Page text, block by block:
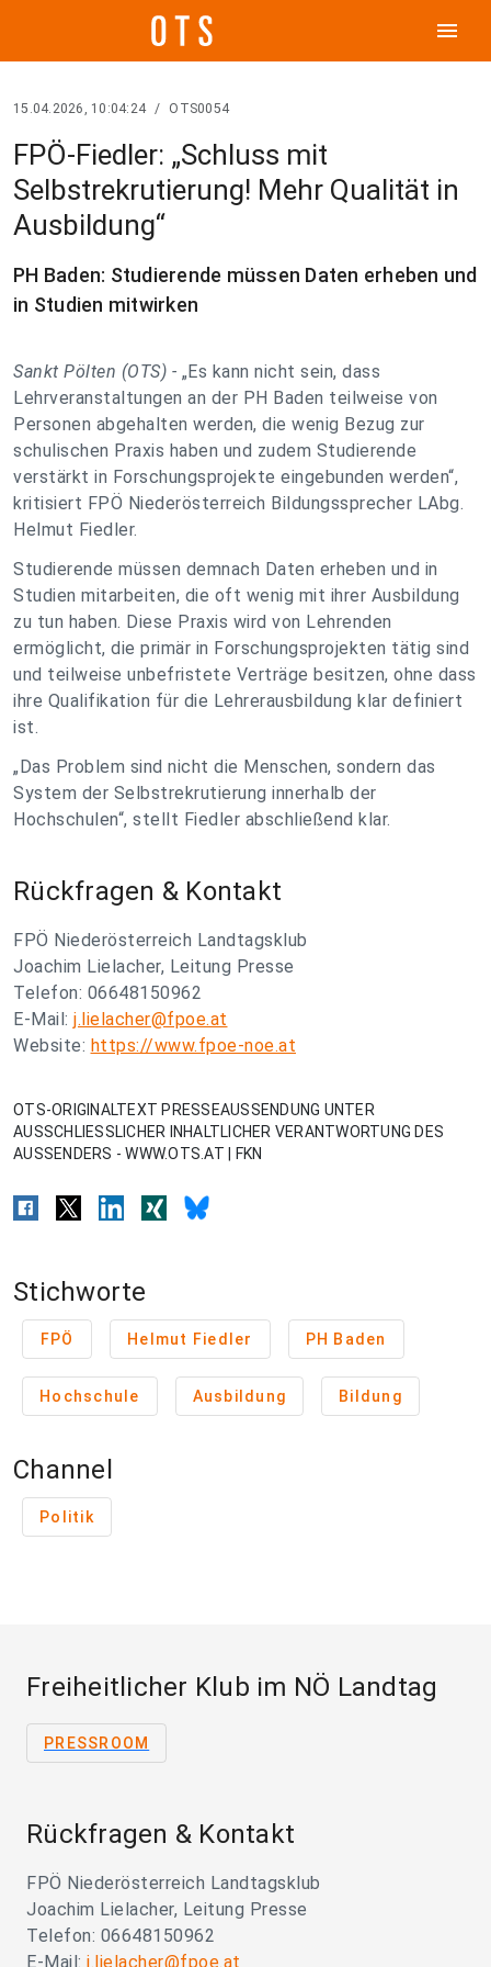
menu
15.04.2026, 10:04:24 / OTS0054
FPÖ-Fiedler: „Schluss mit
Selbstrekrutierung! Mehr Qualität in
Ausbildung“
PH Baden: Studierende müssen Daten erheben und
in Studien mitwirken
Sankt Pölten (OTS) - „Es kann nicht sein, dass
Lehrveranstaltungen an der PH Baden teilweise von
Personen abgehalten werden, die wenig Bezug zur
schulischen Praxis haben und zudem Studierende
verstärkt in Forschungsprojekte eingebunden werden“,
kritisiert FPÖ Niederösterreich Bildungssprecher LAbg.
Helmut Fiedler.
Studierende müssen demnach Daten erheben und in
Studien mitarbeiten, die oft wenig mit ihrer Ausbildung
zu tun haben. Diese Praxis wird von Lehrenden
ermöglicht, die primär in Forschungsprojekten tätig sind
und teilweise unbefristete Verträge besitzen, ohne dass
ihre Qualifikation für die Lehrerausbildung klar definiert
ist.
„Das Problem sind nicht die Menschen, sondern das
System der Selbstrekrutierung innerhalb der
Hochschulen“, stellt Fiedler abschließend klar.
Rückfragen & Kontakt
FPÖ Niederösterreich Landtagsklub
Joachim Lielacher, Leitung Presse
Telefon: 06648150962
E-Mail: j.lielacher@fpoe.at
Website: https://www.fpoe-noe.at
OTS-ORIGINALTEXT PRESSEAUSSENDUNG UNTER
AUSSCHLIESSLICHER INHALTLICHER VERANTWORTUNG DES
AUSSENDERS - WWW.OTS.AT | FKN
Stichworte
FPÖ Helmut Fiedler PH Baden
Hochschule Ausbildung Bildung
Channel
Politik
Freiheitlicher Klub im NÖ Landtag
PRESSROOM
Rückfragen & Kontakt
FPÖ Niederösterreich Landtagsklub
Joachim Lielacher, Leitung Presse
Telefon: 06648150962
E-Mail: j.lielacher@fpoe.at